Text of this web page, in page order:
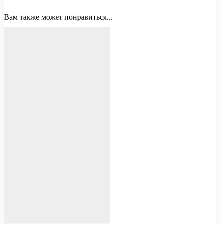
Вам также может понравиться...